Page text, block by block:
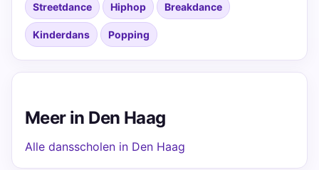
Streetdance Hiphop Breakdance
Kinderdans Popping
Meer in Den Haag
Alle dansscholen in Den Haag